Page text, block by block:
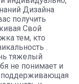
Дизайна
получить
Свой
тем, кто
.
тяжелый
не понимает и
поддерживающая